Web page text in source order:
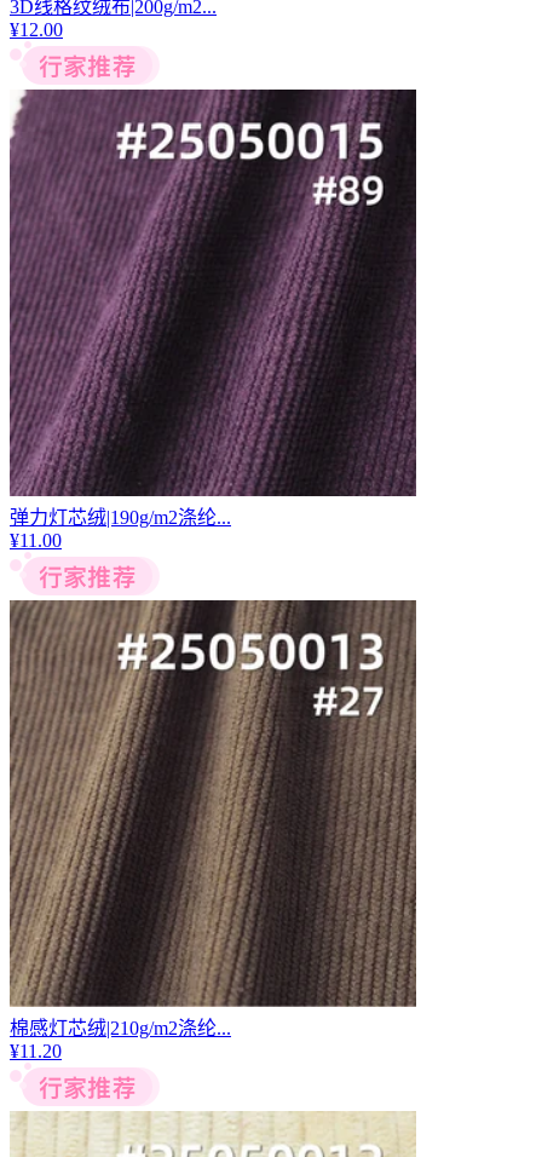
3D线格纹绒布|200g/m2...
¥12.00
弹力灯芯绒|190g/m2涤纶...
¥11.00
棉感灯芯绒|210g/m2涤纶...
¥11.20